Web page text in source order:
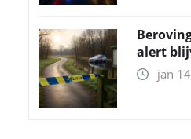
alert
jan